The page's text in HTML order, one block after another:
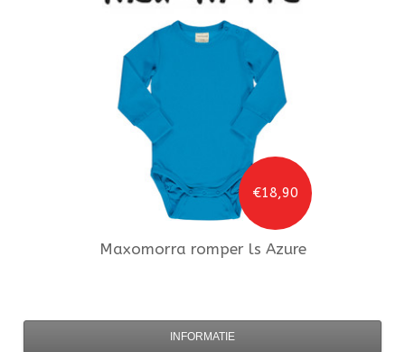
€18,90
Maxomorra romper ls Azure
INFORMATIE